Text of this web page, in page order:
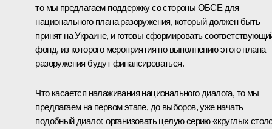
то мы предлагаем поддержку со стороны ОБСЕ для
национального плана разоружения, который должен быть
принят на Украине, и готовы сформировать
фонд, из которого мероприятия по выполнению этого плана
разоружения будут финансироваться.
Что касается налаживания национального диалога, то мы
предлагаем на первом этапе, до выборов, уже начать
подобный диалог, организовать целую серию «круглых